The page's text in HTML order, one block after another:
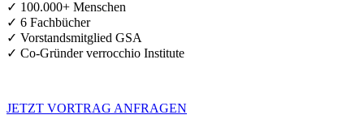
✓ 100.000+ Menschen
✓ 6 Fachbücher
✓ Vorstandsmitglied GSA
✓ Co-Gründer verrocchio Institute
JETZT VORTRAG ANFRAGEN